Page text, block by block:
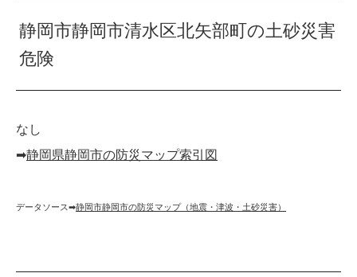
静岡市静岡市清水区北矢部町の土砂災害
危険
なし
➡︎静岡県静岡市の防災マップ索引図
データソース➡︎静岡市静岡市の防災マップ（地震・津波・土砂災害）